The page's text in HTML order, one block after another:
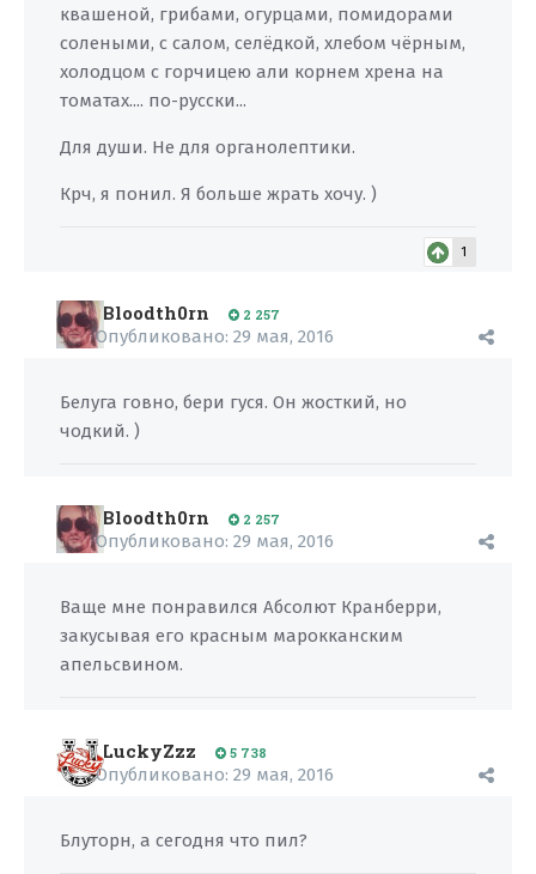
квашеной, грибами, огурцами, помидорами
солеными, с салом, селёдкой, хлебом чёрным,
холодцом с горчицею али корнем хрена на
томатах.... по-русски...
Для души. Не для органолептики.
Крч, я понил. Я больше жрать хочу. )
1
Bloodth0rn 2 257
Опубликовано: 29 мая, 2016
Белуга говно, бери гуся. Он жосткий, но
чодкий. )
Bloodth0rn 2 257
Опубликовано: 29 мая, 2016
Ваще мне понравился Абсолют Кранберри,
закусывая его красным марокканским
апельсвином.
LuckyZzz 5 738
Опубликовано: 29 мая, 2016
Блуторн, а сегодня что пил?